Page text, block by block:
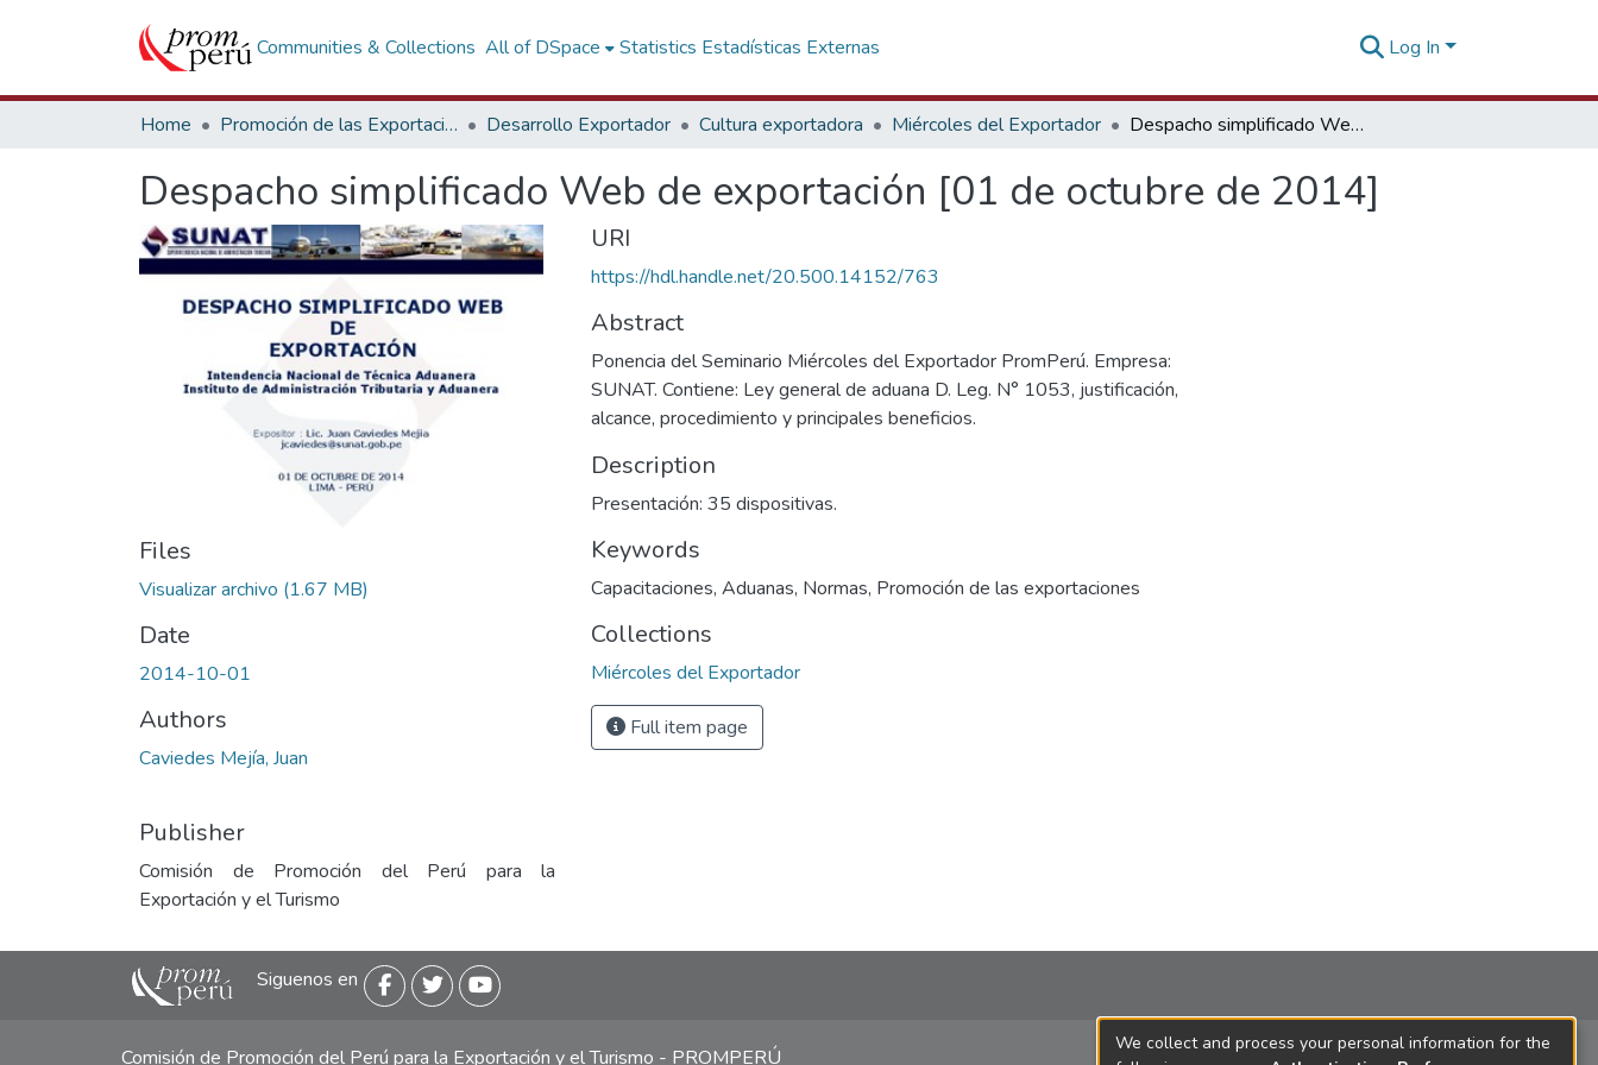
Communities & Collections All of DSpace Statistics Estadísticas Externas Log In
Home Promoción de las Exportaciones Desarrollo Exportador Cultura exportadora Miércoles del Exportador Despacho simplificado Web de exportación [01 de octubre de 2014]
Despacho simplificado Web de exportación [01 de octubre de 2014]
Files
Visualizar archivo (1.67 MB)
Date
2014-10-01
Authors
Caviedes Mejía, Juan
Publisher
Comisión de Promoción del Perú para la
Exportación y el Turismo
URI
https://hdl.handle.net/20.500.14152/763
Abstract
Ponencia del Seminario Miércoles del Exportador PromPerú. Empresa:
SUNAT. Contiene: Ley general de aduana D. Leg. N° 1053, justificación,
alcance, procedimiento y principales beneficios.
Description
Presentación: 35 dispositivas.
Keywords
Capacitaciones, Aduanas, Normas, Promoción de las exportaciones
Collections
Miércoles del Exportador
Full item page
Siguenos en
Comisión de Promoción del Perú para la Exportación y el Turismo - PROMPERÚ
We collect and process your personal information for the